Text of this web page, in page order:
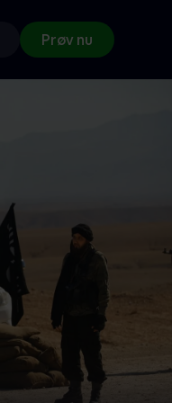
Prøv nu